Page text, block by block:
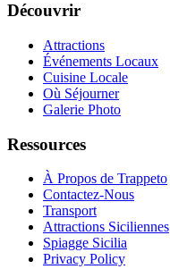
Découvrir
Attractions
Événements Locaux
Cuisine Locale
Où Séjourner
Galerie Photo
Ressources
À Propos de Trappeto
Contactez-Nous
Transport
Attractions Siciliennes
Spiagge Sicilia
Privacy Policy